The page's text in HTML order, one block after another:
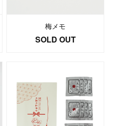
梅メモ
SOLD OUT